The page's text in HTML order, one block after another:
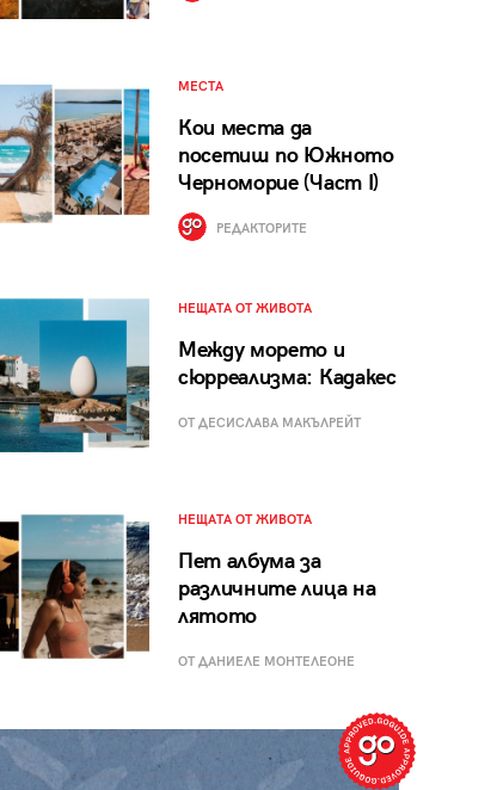
МЕСТА
Кои места да
посетиш по Южното
Черноморие (Част I)
РЕДАКТОРИТЕ
НЕЩАТА ОТ ЖИВОТА
Между морето и
сюрреализма: Кадакес
ОТ ДЕСИСЛАВА МАКЪЛРЕЙТ
НЕЩАТА ОТ ЖИВОТА
Пет албума за
различните лица на
лятото
ОТ ДАНИЕЛЕ МОНТЕЛЕОНЕ